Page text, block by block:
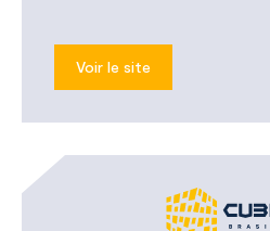
Voir le site